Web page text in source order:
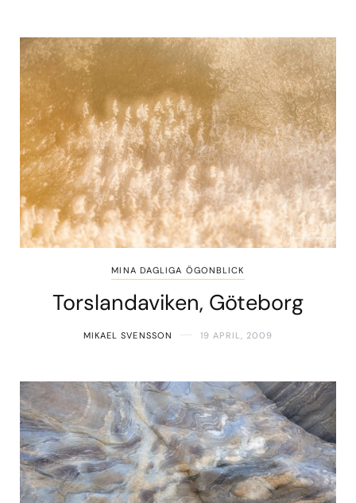
MINA DAGLIGA ÖGONBLICK
Torslandaviken, Göteborg
MIKAEL SVENSSON 19 APRIL, 2009